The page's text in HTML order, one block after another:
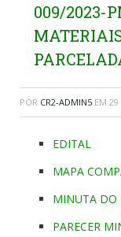
009/2023-
POR CR2-ADMIN5 EM 29
EDITAL
MAPA
MINUTA DO
PARECER